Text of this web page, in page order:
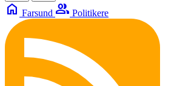
home Farsund group Politikere